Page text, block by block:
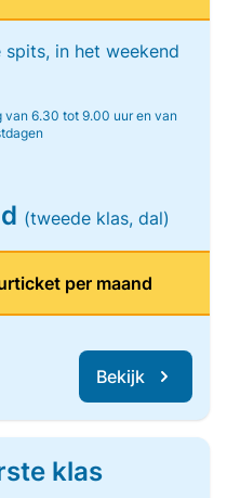
in het weekend
van 6.30 tot 9.00 uur en van
(tweede klas, dal)
per maand
Bekijk
klas